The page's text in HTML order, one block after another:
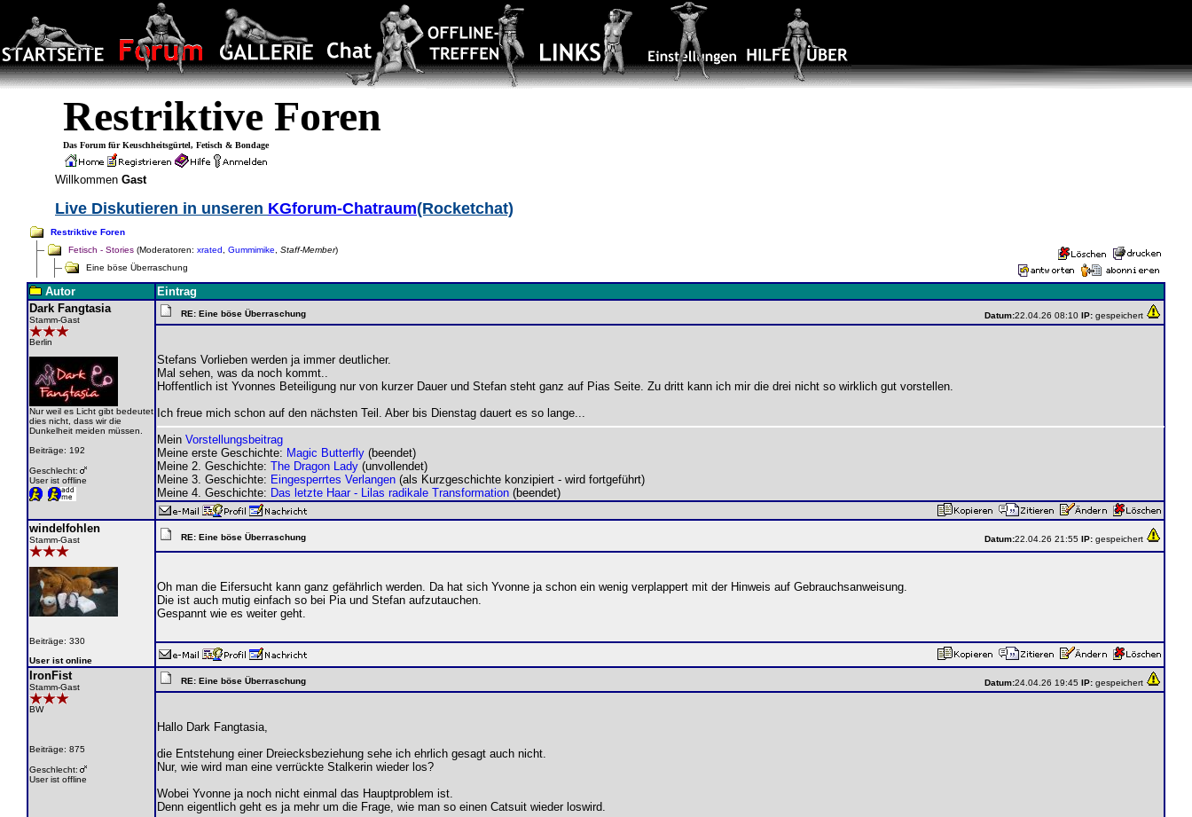
Restriktive Foren
Das Forum für Keuschheitsgürtel, Fetisch & Bondage
Willkommen Gast
Live Diskutieren in unseren KGforum-Chatraum(Rocketchat)
Restriktive Foren
Fetisch - Stories (Moderatoren: xrated Gummimike Staff-Member)
Eine böse Überraschung
Autor
Eintrag
Dark Fangtasia
Stamm-Gast
Berlin
Nur weil es Licht gibt bedeutet
dies nicht, dass wir die
Dunkelheit meiden müssen.
Beiträge: 192
Geschlecht:
User ist offline
RE: Eine böse Überraschung Datum:22.04.26 08:10 IP: gespeichert
Stefans Vorlieben werden ja immer deutlicher.
Mal sehen, was da noch kommt..
Hoffentlich ist Yvonnes Beteiligung nur von kurzer Dauer und Stefan steht ganz auf Pias Seite. Zu dritt kann ich mir die drei nicht so wirklich gut vorstellen.
Ich freue mich schon auf den nächsten Teil. Aber bis Dienstag dauert es so lange...
Mein Vorstellungsbeitrag
Meine erste Geschichte: Magic Butterfly (beendet)
Meine 2. Geschichte: The Dragon Lady (unvollendet)
Meine 3. Geschichte: Eingesperrtes Verlangen (als Kurzgeschichte konzipiert - wird fortgeführt)
Meine 4. Geschichte: Das letzte Haar - Lilas radikale Transformation (beendet)
windelfohlen
Stamm-Gast
Beiträge: 330
User ist online
RE: Eine böse Überraschung Datum:22.04.26 21:55 IP: gespeichert
Oh man die Eifersucht kann ganz gefährlich werden. Da hat sich Yvonne ja schon ein wenig verplappert mit der Hinweis auf Gebrauchsanweisung.
Die ist auch mutig einfach so bei Pia und Stefan aufzutauchen.
Gespannt wie es weiter geht.
IronFist
Stamm-Gast
BW
Beiträge: 875
Geschlecht:
User ist offline
RE: Eine böse Überraschung Datum:24.04.26 19:45 IP: gespeichert
Hallo Dark Fangtasia,
die Entstehung einer Dreiecksbeziehung sehe ich ehrlich gesagt auch nicht.
Nur, wie wird man eine verrückte Stalkerin wieder los?
Wobei Yvonne ja noch nicht einmal das Hauptproblem ist.
Denn eigentlich geht es ja mehr um die Frage, wie man so einen Catsuit wieder loswird.